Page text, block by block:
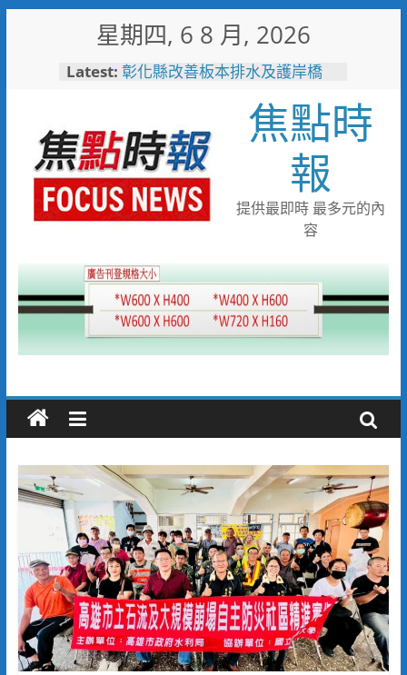
星期四, 6 8 月, 2026
Latest: 彰化縣改善板本排水及護岸橋
小米之家進駐高雄義享時尚廣
場 父親節開幕祭三重超狂優惠
少子化時代的地方解方！彰化市
未婚聯誼6年促成10對佳偶
彰化縣長參選人魏平政率議員團
隊攜手造勢 盼翻轉彰化打造新
局
敲敲門讓愛傳進門 彰化縣獨居
焦點時
報
提供最即時 最多元的內
容